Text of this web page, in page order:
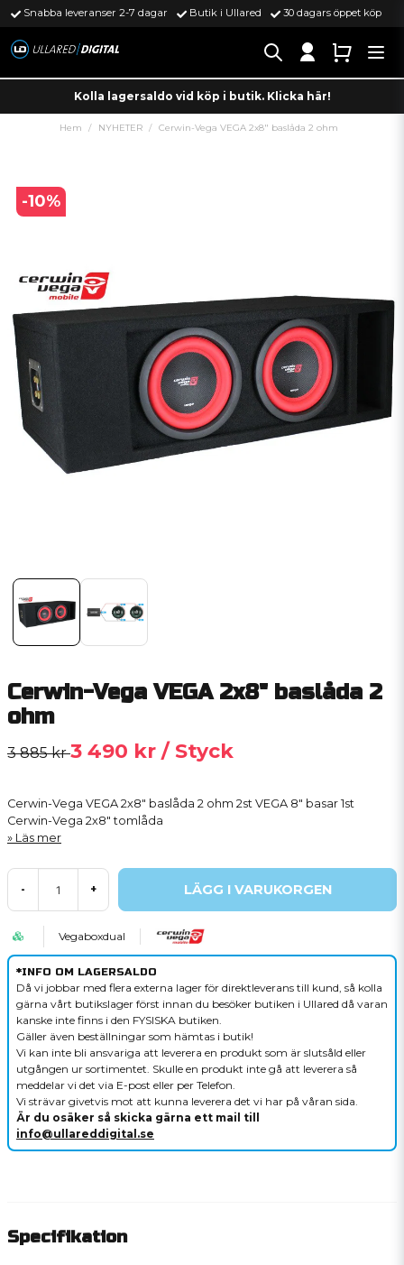
Snabba leveranser 2-7 dagar Butik i Ullared 30 dagars öppet köp
Kolla lagersaldo vid köp i butik. Klicka här!
Hem NYHETER Cerwin-Vega VEGA 2x8" baslåda 2 ohm
-10%
Cerwin-Vega VEGA 2x8" baslåda 2
ohm
3 885 kr3 490 kr / Styck
Cerwin-Vega VEGA 2x8" baslåda 2 ohm 2st VEGA 8" basar 1st
Cerwin-Vega 2x8" tomlåda
Läs mer
- + LÄGG I VARUKORGEN
Vegaboxdual
*INFO OM LAGERSALDO
Då vi jobbar med flera externa lager för direktleverans till kund, så kolla
gärna vårt butikslager först innan du besöker butiken i Ullared då varan
kanske inte finns i den FYSISKA butiken.
Gäller även beställningar som hämtas i butik!
Vi kan inte bli ansvariga att leverera en produkt som är slutsåld eller
utgången ur sortimentet. Skulle en produkt inte gå att leverera så
meddelar vi det via E-post eller per Telefon.
Vi strävar givetvis mot att kunna leverera det vi har på våran sida.
Är du osäker så skicka gärna ett mail till
info@ullareddigital.se
Specifikation